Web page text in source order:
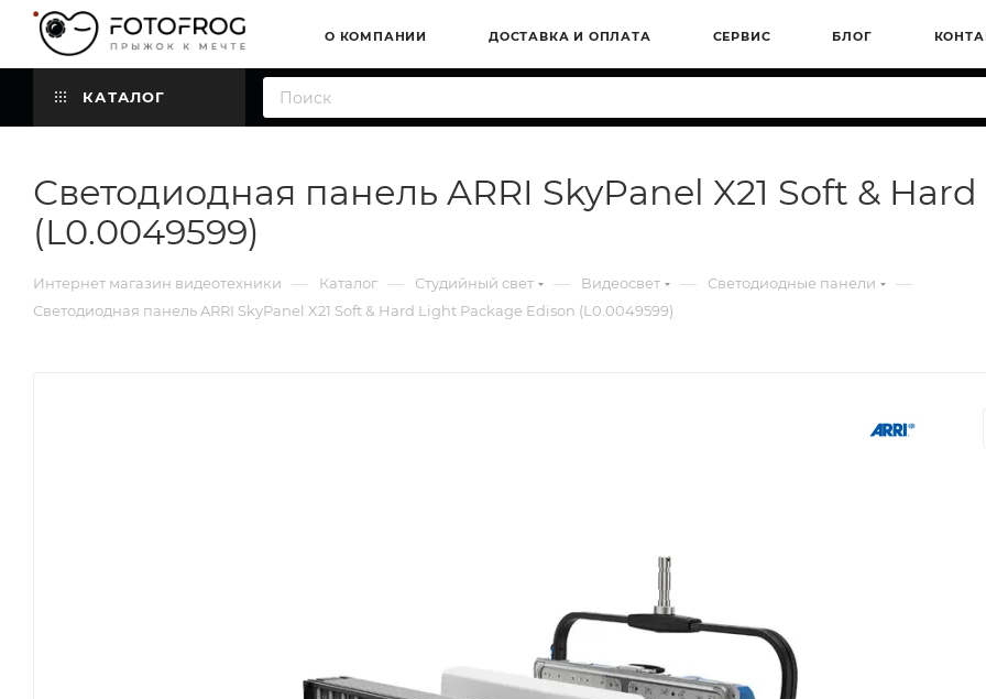
О КОМПАНИИ ДОСТАВКА И ОПЛАТА СЕРВИС БЛОГ
КАТАЛОГ
Светодиодная панель ARRI SkyPanel X21 Soft &
(L0.0049599)
Интернет магазин видеотехники — Каталог — Студийный свет — Видеосвет — Светодиодные панели —
Светодиодная панель ARRI SkyPanel X21 Soft & Hard Light Package Edison (L0.0049599)